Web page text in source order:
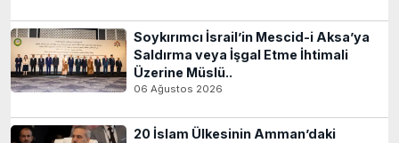
Soykırımcı İsrail’in Mescid-i Aksa’ya
Saldırma veya İşgal Etme İhtimali
Üzerine Müslü..
06 Ağustos 2026
20 İslam Ülkesinin Amman’daki